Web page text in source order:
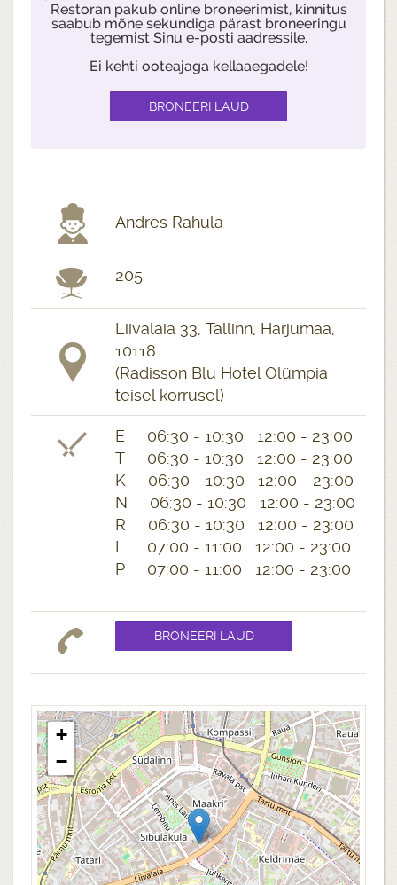
Restoran pakub online broneerimist, kinnitus
saabub mõne sekundiga pärast broneeringu
tegemist Sinu e-posti aadressile.
Ei kehti ooteajaga kellaaegadele!
Andres Rahula
205
Liivalaia 33, Tallinn, Harjumaa,
10118
(Radisson Blu Hotel Olümpia
teisel korrusel)
E 06:30 - 10:30 12:00 - 23:00
T 06:30 - 10:30 12:00 - 23:00
K 06:30 - 10:30 12:00 - 23:00
N 06:30 - 10:30 12:00 - 23:00
R 06:30 - 10:30 12:00 - 23:00
L 07:00 - 11:00 12:00 - 23:00
P 07:00 - 11:00 12:00 - 23:00
+
−